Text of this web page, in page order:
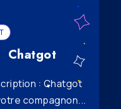
Chatgot
: Chatgot
compagnon...